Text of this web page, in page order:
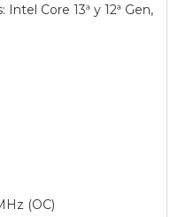
Core 13ª y 12ª Gen,
(OC)